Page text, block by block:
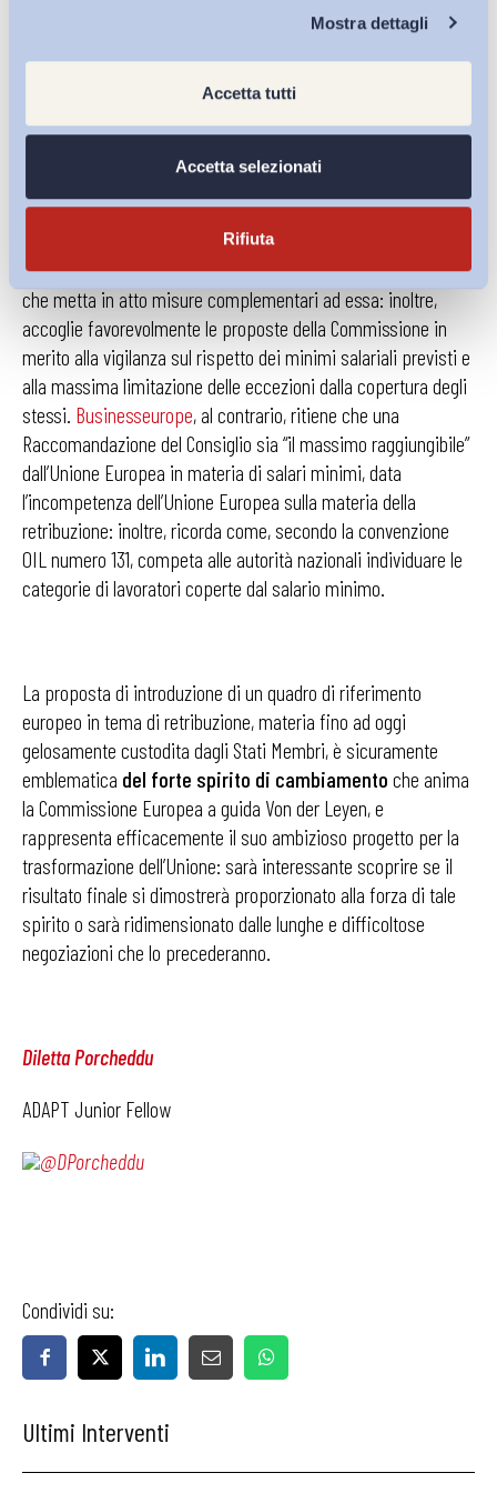
Mostra dettagli
Accetta tutti
Accetta selezionati
Rifiuta
documenti di risposta delle parti sociali al secondo
Nella seconda fase della consultazione infatti laCESsi
schiera convintamente a favore di una
accompagnata da una Raccomandazione del Consiglio
che metta in atto misure complementari ad essa: inoltre,
accoglie favorevolmente le proposte della Commissione in
merito alla vigilanza sul rispetto dei minimi salariali previsti e
alla massima limitazione delle eccezioni dalla copertura degli
stessi. Businesseurope, al contrario, ritiene che una
Raccomandazione del Consiglio sia “il massimo raggiungibile”
dall’Unione Europea in materia di salari minimi, data
l’incompetenza dell’Unione Europea sulla materia della
retribuzione: inoltre, ricorda come, secondo la convenzione
OIL numero 131, competa alle autorità nazionali individuare le
categorie di lavoratori coperte dal salario minimo.
La proposta di introduzione di un quadro di riferimento
europeo in tema di retribuzione, materia fino ad oggi
gelosamente custodita dagli Stati Membri, è sicuramente
emblematica del forte spirito di cambiamento che anima
la Commissione Europea a guida Von der Leyen, e
rappresenta efficacemente il suo ambizioso progetto per la
trasformazione dell’Unione: sarà interessante scoprire se il
risultato finale si dimostrerà proporzionato alla forza di tale
spirito o sarà ridimensionato dalle lunghe e difficoltose
negoziazioni che lo precederanno.
Diletta Porcheddu
ADAPT Junior Fellow
@DPorcheddu
Condividi su:
Ultimi Interventi